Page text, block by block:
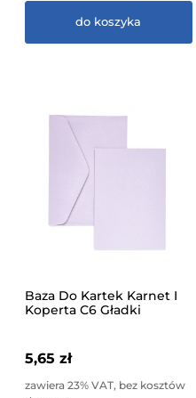
do koszyka
Baza Do Kartek Karnet I
Koperta C6 Gładki
5,65 zł
zawiera 23% VAT, bez kosztów